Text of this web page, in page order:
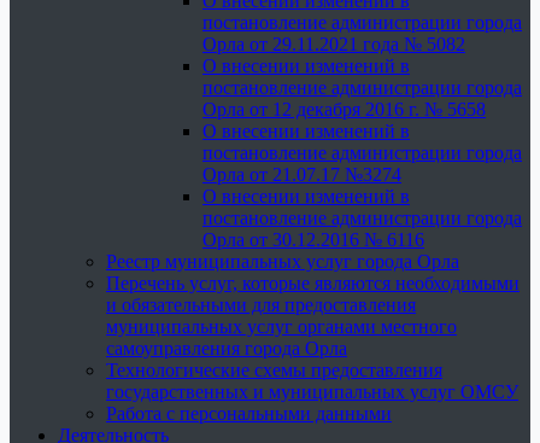
постановление администрации города
Орла от 29.11.2021 года № 5082
О внесении изменений в
постановление администрации города
Орла от 12 декабря 2016 г. № 5658
О внесении изменений в
постановление администрации города
Орла от 21.07.17 №3274
О внесении изменений в
постановление администрации города
Орла от 30.12.2016 № 6116
Реестр муниципальных услуг города Орла
Перечень услуг, которые являются необходимыми
и обязательными для предоставления
муниципальных услуг органами местного
самоуправления города Орла
Технологические схемы предоставления
государственных и муниципальных услуг ОМСУ
Работа с персональными данными
Деятельность